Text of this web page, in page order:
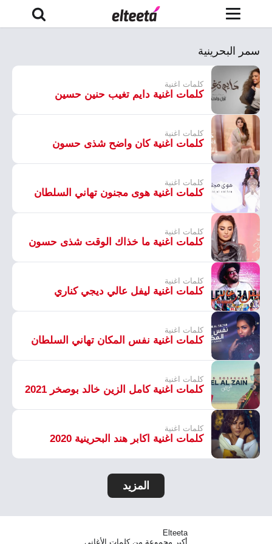
سمر البحرينية
كلمات اغنية
كلمات اغنية دايم تغيب حنين حسين
كلمات اغنية
كلمات اغنية كان واضح شذى حسون
كلمات اغنية
كلمات اغنية هوى مجنون تهاني السلطان
كلمات اغنية
كلمات اغنية ما خذاك الوقت شذى حسون
كلمات اغنية
كلمات اغنية ليفل عالي ديجي كناري
كلمات اغنية
كلمات اغنية نفس المكان تهاني السلطان
كلمات اغنية
كلمات اغنية كامل الزين خالد بوصخر 2021
كلمات اغنية
كلمات اغنية اكابر هند البحرينية 2020
المزيد
Elteeta
أكبر مجموعة من كلمات الأغاني